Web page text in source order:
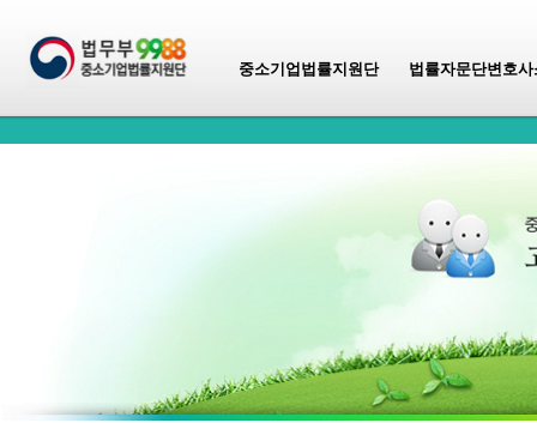
중소기업법률지원단 법률자문단변호사